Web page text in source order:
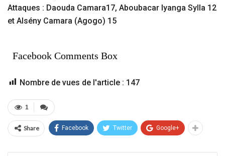
Attaques : Daouda Camara17, Aboubacar Iyanga Sylla 12
et Alsény Camara (Agogo) 15
Facebook Comments Box
Nombre de vues de l'article : 147
1
Share Facebook Twitter Google+